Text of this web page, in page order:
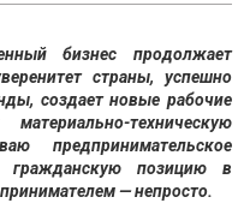
бизнес продолжает
страны, успешно
создает новые рабочие
техническую
предпринимательское
гражданскую позицию в
— непросто.